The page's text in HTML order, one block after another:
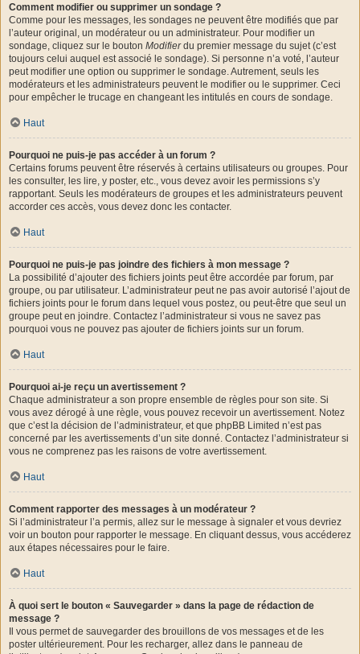
Comment modifier ou supprimer un sondage ?
Comme pour les messages, les sondages ne peuvent être modifiés que par
l’auteur original, un modérateur ou un administrateur. Pour modifier un
sondage, cliquez sur le bouton Modifierdu premier message du sujet (c’est
toujours celui auquel est associé le sondage). Si personne n’a voté, l’auteur
peut modifier une option ou supprimer le sondage. Autrement, seuls les
modérateurs et les administrateurs peuvent le modifier ou le supprimer. Ceci
pour empêcher le trucage en changeant les intitulés en cours de sondage.
Haut
Pourquoi ne puis-je pas accéder à un forum ?
Certains forums peuvent être réservés à certains utilisateurs ou groupes. Pour
les consulter, les lire, y poster, etc., vous devez avoir les permissions s’y
rapportant. Seuls les modérateurs de groupes et les administrateurs peuvent
accorder ces accès, vous devez donc les contacter.
Haut
Pourquoi ne puis-je pas joindre des fichiers à mon message ?
La possibilité d’ajouter des fichiers joints peut être accordée par forum, par
groupe, ou par utilisateur. L’administrateur peut ne pas avoir autorisé l’ajout de
fichiers joints pour le forum dans lequel vous postez, ou peut-être que seul un
groupe peut en joindre. Contactez l’administrateur si vous ne savez pas
pourquoi vous ne pouvez pas ajouter de fichiers joints sur un forum.
Haut
Pourquoi ai-je reçu un avertissement ?
Chaque administrateur a son propre ensemble de règles pour son site. Si
vous avez dérogé à une règle, vous pouvez recevoir un avertissement. Notez
que c’est la décision de l’administrateur, et que phpBB Limited n’est pas
concerné par les avertissements d’un site donné. Contactez l’administrateur si
vous ne comprenez pas les raisons de votre avertissement.
Haut
Comment rapporter des messages à un modérateur ?
Si l’administrateur l’a permis, allez sur le message à signaler et vous devriez
voir un bouton pour rapporter le message. En cliquant dessus, vous accéderez
aux étapes nécessaires pour le faire.
Haut
À quoi sert le bouton « Sauvegarder » dans la page de rédaction de
message ?
Il vous permet de sauvegarder des brouillons de vos messages et de les
poster ultérieurement. Pour les recharger, allez dans le panneau de